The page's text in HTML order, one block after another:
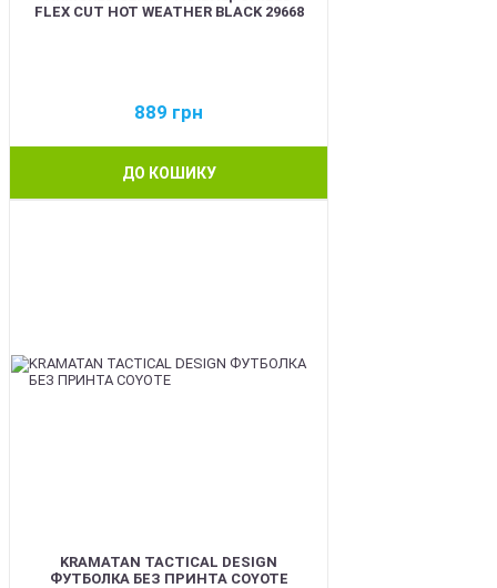
FLEX CUT HOT WEATHER BLACK 29668
889 грн
ДО КОШИКУ
KRAMATAN TACTICAL DESIGN
ФУТБОЛКА БЕЗ ПРИНТА COYOTE